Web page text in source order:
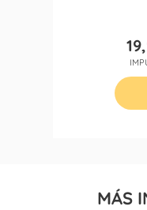
MÁS